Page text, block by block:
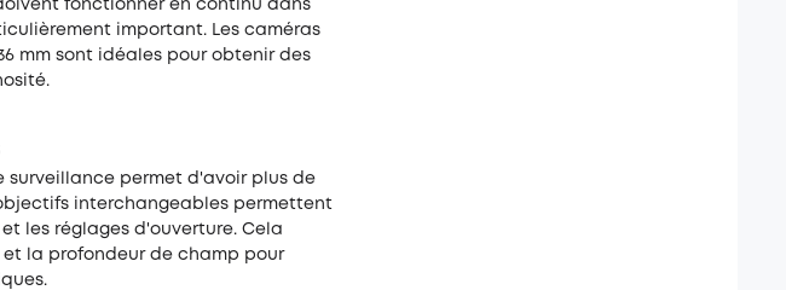
fonctionner en continu dans
important. Les caméras
mm sont idéales pour obtenir des
surveillance permet d'avoir plus de
interchangeables permettent
les réglages d'ouverture. Cela
la profondeur de champ pour